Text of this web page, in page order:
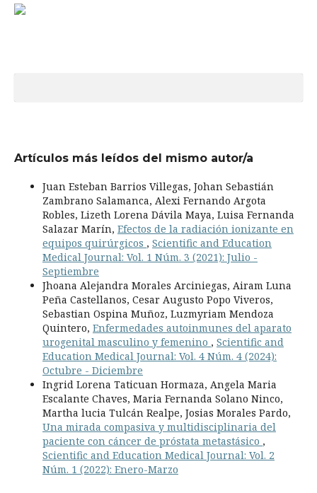
Artículos más leídos del mismo autor/a
Juan Esteban Barrios Villegas, Johan Sebastián
Zambrano Salamanca, Alexi Fernando Argota
Robles, Lizeth Lorena Dávila Maya, Luisa Fernanda
Salazar Marín, Efectos de la radiación ionizante en
equipos quirúrgicos , Scientific and Education
Medical Journal: Vol. 1 Núm. 3 (2021): Julio -
Septiembre
Jhoana Alejandra Morales Arciniegas, Airam Luna
Peña Castellanos, Cesar Augusto Popo Viveros,
Sebastian Ospina Muñoz, Luzmyriam Mendoza
Quintero, Enfermedades autoinmunes del aparato
urogenital masculino y femenino , Scientific and
Education Medical Journal: Vol. 4 Núm. 4 (2024):
Octubre - Diciembre
Ingrid Lorena Taticuan Hormaza, Angela Maria
Escalante Chaves, Maria Fernanda Solano Ninco,
Martha lucia Tulcán Realpe, Josias Morales Pardo,
Una mirada compasiva y multidisciplinaria del
paciente con cáncer de próstata metastásico ,
Scientific and Education Medical Journal: Vol. 2
Núm. 1 (2022): Enero-Marzo